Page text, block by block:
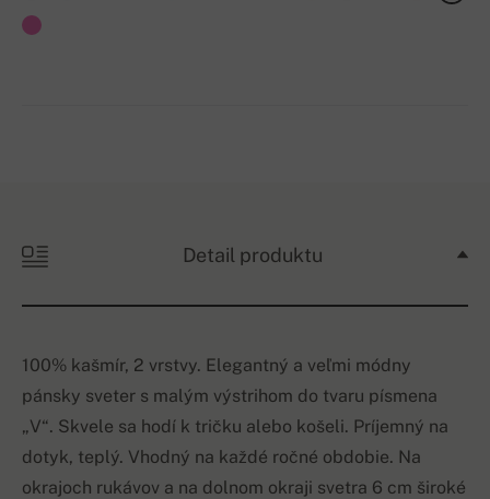
Detail produktu
100% kašmír, 2 vrstvy. Elegantný a veľmi módny
pánsky sveter s malým výstrihom do tvaru písmena
„V“. Skvele sa hodí k tričku alebo košeli. Príjemný na
dotyk, teplý. Vhodný na každé ročné obdobie. Na
okrajoch rukávov a na dolnom okraji svetra 6 cm široké